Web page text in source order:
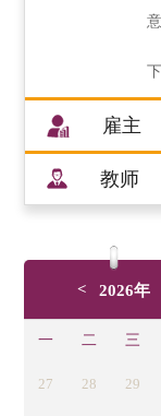
雇主
教师
< 2026年
一 二 三
27 28 29